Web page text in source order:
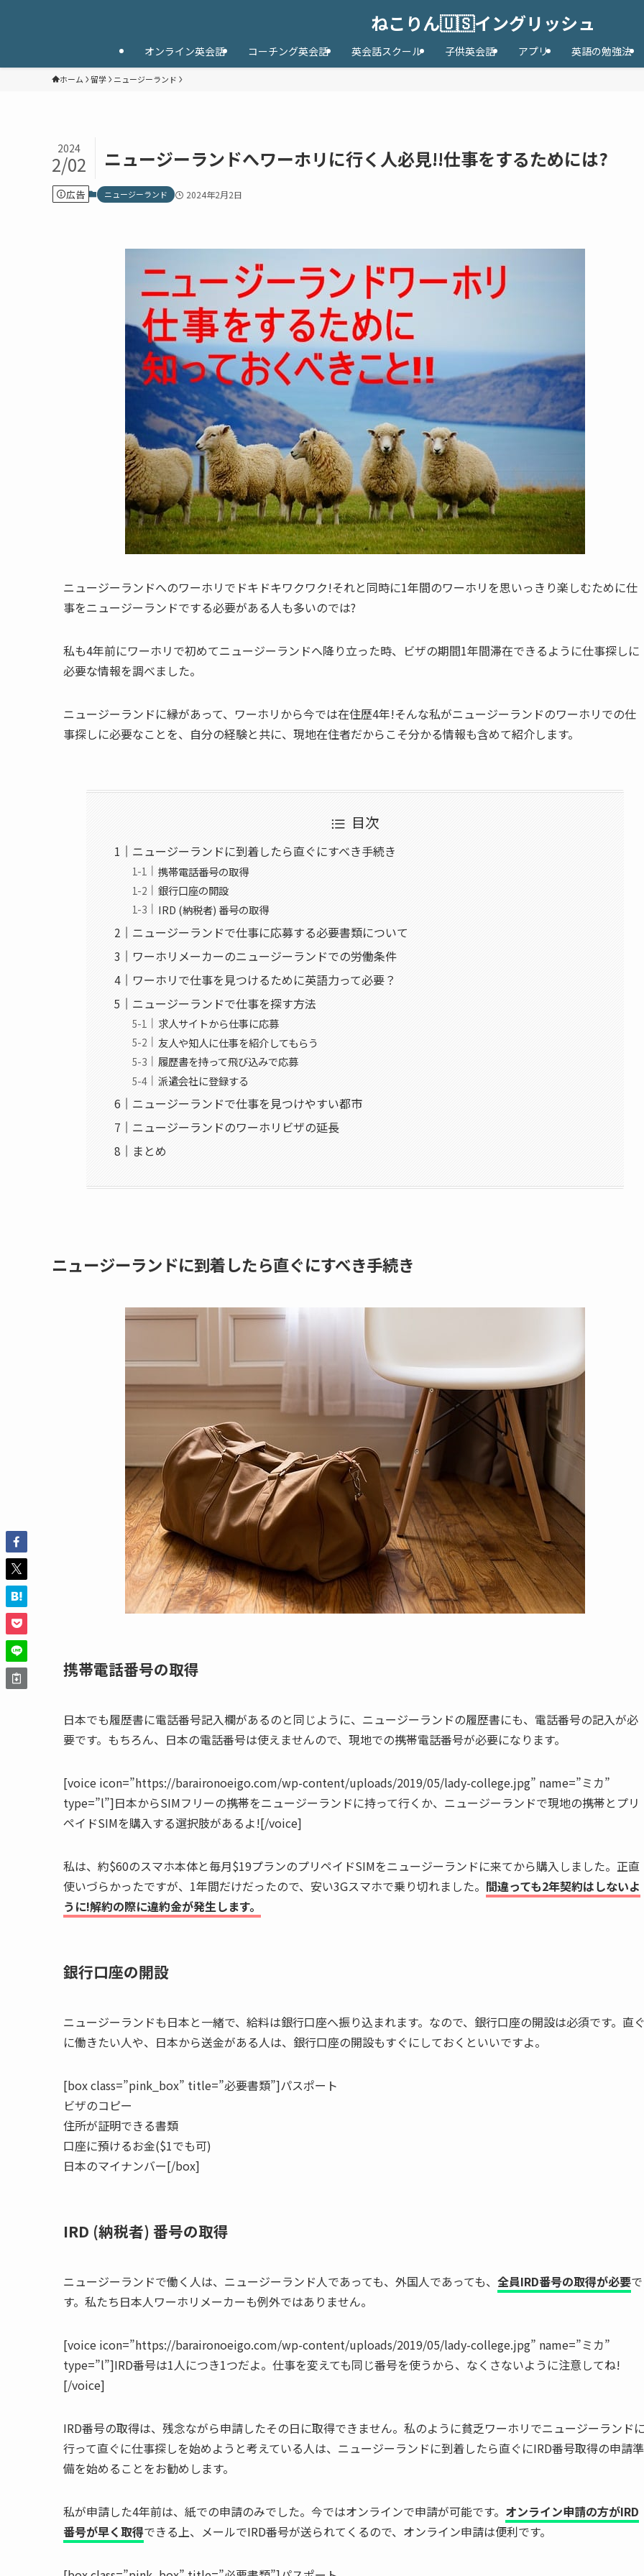
ねこりん🇺🇸イングリッシュ
オンライン英会話 コーチング英会話 英会話スクール 子供英会話 アプリ 英語の勉強法
ホーム 留学 ニュージーランド
ニュージーランドへワーホリに行く人必見!!仕事をするためには?
2024
2/02
広告 ニュージーランド 2024年2月2日
ニュージーランドへのワーホリでドキドキワクワク!それと同時に1年間のワーホリを思いっきり楽しむために仕
事をニュージーランドでする必要がある人も多いのでは?
私も4年前にワーホリで初めてニュージーランドへ降り立った時、ビザの期間1年間滞在できるように仕事探しに
必要な情報を調べました。
ニュージーランドに縁があって、ワーホリから今では在住歴4年!そんな私がニュージーランドのワーホリでの仕
事探しに必要なことを、自分の経験と共に、現地在住者だからこそ分かる情報も含めて紹介します。
目次
ニュージーランドに到着したら直ぐにすべき手続き
携帯電話番号の取得
銀行口座の開設
IRD (納税者) 番号の取得
ニュージーランドで仕事に応募する必要書類について
ワーホリメーカーのニュージーランドでの労働条件
ワーホリで仕事を見つけるために英語力って必要？
ニュージーランドで仕事を探す方法
求人サイトから仕事に応募
友人や知人に仕事を紹介してもらう
履歴書を持って飛び込みで応募
派遣会社に登録する
ニュージーランドで仕事を見つけやすい都市
ニュージーランドのワーホリビザの延長
まとめ
ニュージーランドに到着したら直ぐにすべき手続き
携帯電話番号の取得
日本でも履歴書に電話番号記入欄があるのと同じように、ニュージーランドの履歴書にも、電話番号の記入が必
要です。もちろん、日本の電話番号は使えませんので、現地での携帯電話番号が必要になります。
[voice icon=”https://baraironoeigo.com/wp-content/uploads/2019/05/lady-college.jpg” name=”ミカ”
type=”l”]日本からSIMフリーの携帯をニュージーランドに持って行くか、ニュージーランドで現地の携帯とプリ
ペイドSIMを購入する選択肢があるよ![/voice]
私は、約$60のスマホ本体と毎月$19プランのプリペイドSIMをニュージーランドに来てから購入しました。正直
使いづらかったですが、1年間だけだったので、安い3Gスマホで乗り切れました。 間違っても2年契約はしないよ
うに!解約の際に違約金が発生します。
銀行口座の開設
ニュージーランドも日本と一緒で、給料は銀行口座へ振り込まれます。なので、銀行口座の開設は必須です。直
に働きたい人や、日本から送金がある人は、銀行口座の開設もすぐにしておくといいですよ。
[box class=”pink_box” title=”必要書類”]パスポート
ビザのコピー
住所が証明できる書類
口座に預けるお金($1でも可)
日本のマイナンバー[/box]
IRD (納税者) 番号の取得
ニュージーランドで働く人は、ニュージーランド人であっても、外国人であっても、 全員IRD番号の取得が必要で
す。私たち日本人ワーホリメーカーも例外ではありません。
[voice icon=”https://baraironoeigo.com/wp-content/uploads/2019/05/lady-college.jpg” name=”ミカ”
type=”l”]IRD番号は1人につき1つだよ。仕事を変えても同じ番号を使うから、なくさないように注意してね!
[/voice]
IRD番号の取得は、残念ながら申請したその日に取得できません。私のように貧乏ワーホリでニュージーランド
行って直ぐに仕事探しを始めようと考えている人は、ニュージーランドに到着したら直ぐにIRD番号取得の申請準
備を始めることをお勧めします。
私が申請した4年前は、紙での申請のみでした。今ではオンラインで申請が可能です。 オンライン申請の方がIRD
番号が早く取得できる上、メールでIRD番号が送られてくるので、オンライン申請は便利です。